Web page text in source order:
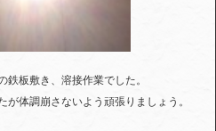
板敷き、溶接作業でした。
体調崩さないよう頑張りましょう。